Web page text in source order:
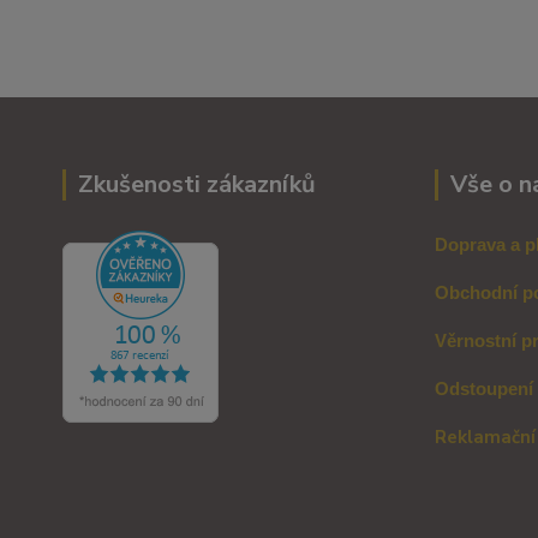
Zkušenosti zákazníků Vše o
Doprava a
Obchodní
Věrnostní